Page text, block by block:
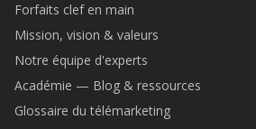
Forfaits clef en main
Mission, vision & valeurs
Notre équipe d'experts
Académie — Blog & ressources
Glossaire du télémarketing